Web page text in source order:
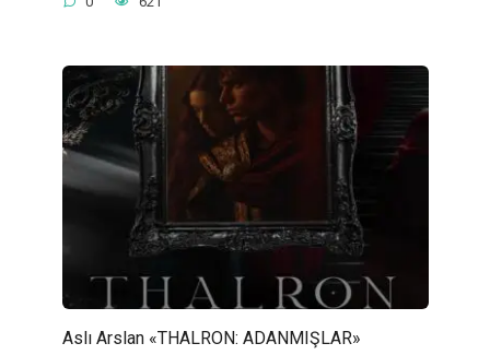
Aslı Arslan «THALRON: ADANMIŞLAR»